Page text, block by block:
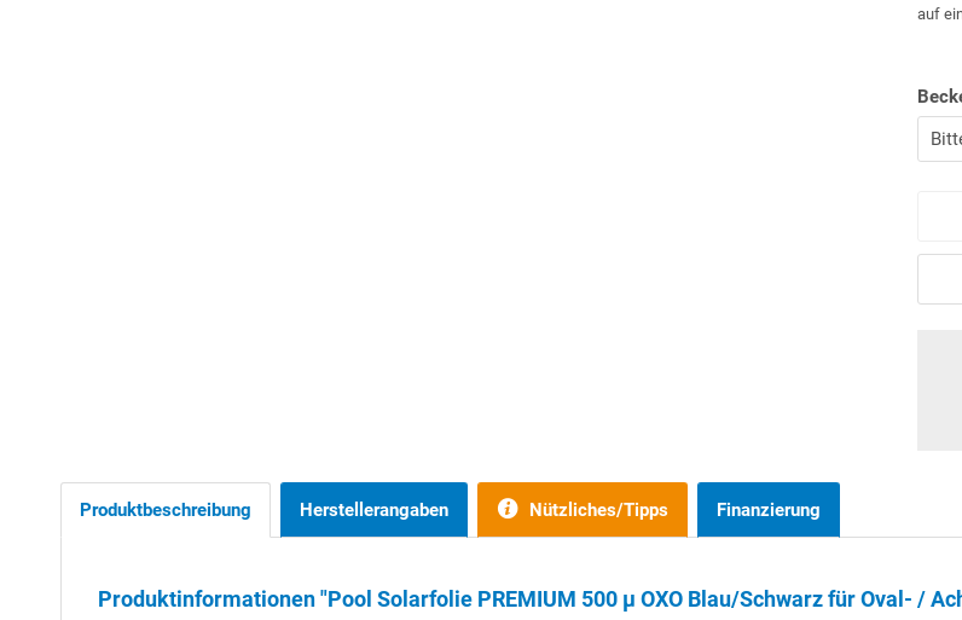
auf
Produktbeschreibung Finanzierung
Herstellerangaben Nützliches/Tipps
Produktinformationen "Pool Solarfolie PREMIUM 500 µ OXO Blau/Schwarz für Oval- /